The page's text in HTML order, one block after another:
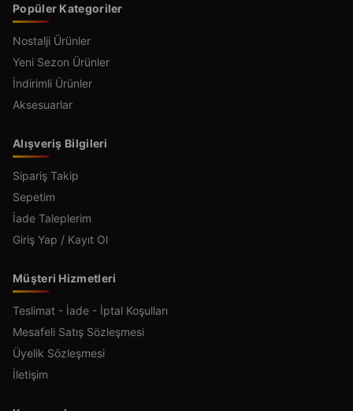
Popüler Kategoriler
Nostalji Ürünler
Yeni Sezon Ürünler
İndirimli Ürünler
Aksesuarlar
Alışveriş Bilgileri
Sipariş Takip
Sepetim
İade Taleplerim
Giriş Yap / Kayıt Ol
Müşteri Hizmetleri
Teslimat - İade - İptal Koşulları
Mesafeli Satış Sözleşmesi
Üyelik Sözleşmesi
İletişim